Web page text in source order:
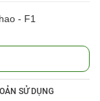
- F1
SỬ DỤNG